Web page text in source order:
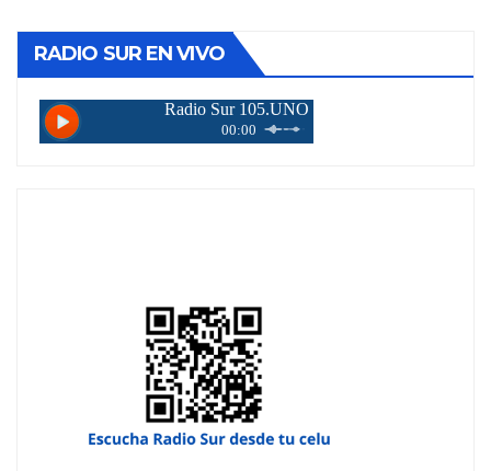
RADIO SUR EN VIVO